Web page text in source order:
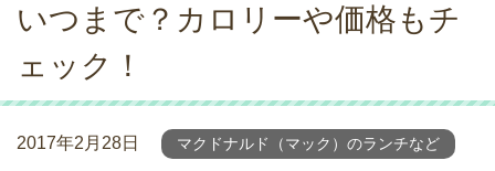
いつまで？カロリーや価格もチ
ェック！
2017年2月28日 マクドナルド（マック）のランチなど